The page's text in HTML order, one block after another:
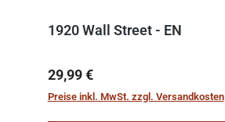
1920 Wall Street - EN
Regulärer Preis:
29,99 €
Preise inkl. MwSt. zzgl. Versandkosten